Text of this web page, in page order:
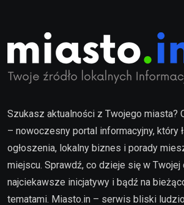
Szukasz aktualności z Twojego miasta?
– nowoczesny portal informacyjny, który
ogłoszenia, lokalny biznes i porady
miejscu. Sprawdź, co dzieje się w Twojej
najciekawsze inicjatywy i bądź na
tematami. Miasto.in – serwis bliski